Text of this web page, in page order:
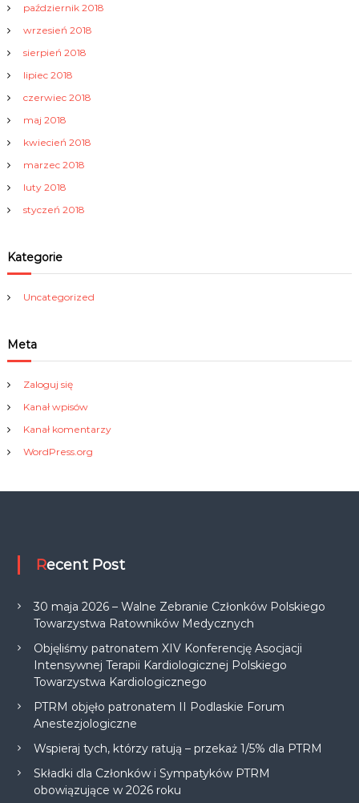
październik 2018
wrzesień 2018
sierpień 2018
lipiec 2018
czerwiec 2018
maj 2018
kwiecień 2018
marzec 2018
luty 2018
styczeń 2018
Kategorie
Uncategorized
Meta
Zaloguj się
Kanał wpisów
Kanał komentarzy
WordPress.org
Recent Post
30 maja 2026 – Walne Zebranie Członków Polskiego
Towarzystwa Ratowników Medycznych
Objęliśmy patronatem XIV Konferencję Asocjacji
Intensywnej Terapii Kardiologicznej Polskiego
Towarzystwa Kardiologicznego
PTRM objęło patronatem II Podlaskie Forum
Anestezjologiczne
Wspieraj tych, którzy ratują – przekaż 1/5% dla PTRM
Składki dla Członków i Sympatyków PTRM
obowiązujące w 2026 roku